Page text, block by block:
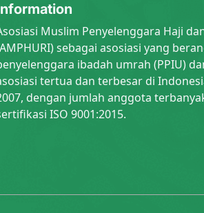
Muslim Penyelenggara Haji
sebagai asosiasi yang
ibadah umrah (PPIU)
tertua dan terbesar di
dengan jumlah anggota
ISO 9001:2015.